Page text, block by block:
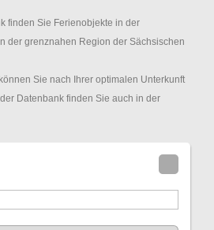
finden Sie Ferienobjekte in der
der grenznahen Region der Sächsischen
Sie nach Ihrer optimalen Unterkunft
Datenbank finden Sie auch in der